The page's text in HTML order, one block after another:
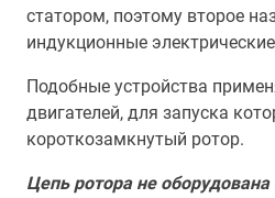
статором, поэтому второе
индукционные
Подобные устройства
двигателей, для запуска
короткозамкнутый ротор.
Цепь ротора не